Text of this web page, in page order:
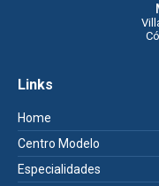
Links
Home
Centro Modelo
Especialidades